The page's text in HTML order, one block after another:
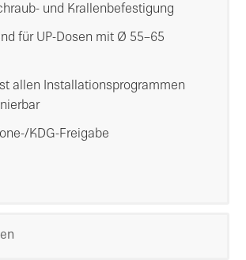
und Krallenbefestigung
für UP-Dosen mit Ø 55–65
allen Installationsprogrammen
KDG-Freigabe